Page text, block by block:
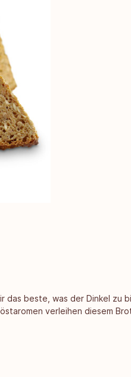
das beste, was der Dinkel
verleihen diesem